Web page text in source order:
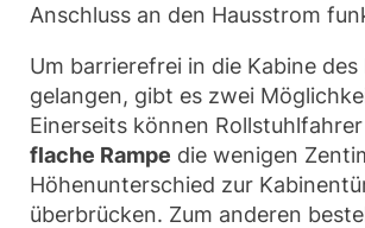
Anschluss an den Hausstrom
Um barrierefrei in die Kabine
gelangen, gibt es zwei
Einerseits können Rollstuhlfahrer
flache Rampe die wenigen
Höhenunterschied zur
überbrücken. Zum anderen